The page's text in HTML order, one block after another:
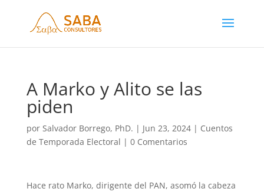
A Marko y Alito se las
piden
por Salvador Borrego, PhD. | Jun 23, 2024| Cuentos
de Temporada Electoral | 0 Comentarios
Hace rato Marko, dirigente del PAN, asomó la cabeza